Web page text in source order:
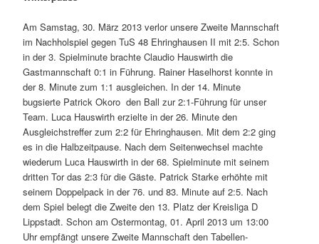
Am Samstag, 30. März 2013 verlor unsere Zweite Mannschaft
im Nachholspiel gegen TuS 48 Ehringhausen II mit 2:5. Schon
in der 3. Spielminute brachte Claudio Hauswirth die
Gastmannschaft 0:1 in Führung. Rainer Haselhorst konnte in
der 8. Minute zum 1:1 ausgleichen. In der 14. Minute
bugsierte Patrick Okoro den Ball zur 2:1-Führung für unser
Team. Luca Hauswirth erzielte in der 26. Minute den
Ausgleichstreffer zum 2:2 für Ehringhausen. Mit dem 2:2 ging
es in die Halbzeitpause. Nach dem Seitenwechsel machte
wiederum Luca Hauswirth in der 68. Spielminute mit seinem
dritten Tor das 2:3 für die Gäste. Patrick Starke erhöhte mit
seinem Doppelpack in der 76. und 83. Minute auf 2:5. Nach
dem Spiel belegt die Zweite den 13. Platz der Kreisliga D
Lippstadt. Schon am Ostermontag, 01. April 2013 um 13:00
Uhr empfängt unsere Zweite Mannschaft den Tabellen-